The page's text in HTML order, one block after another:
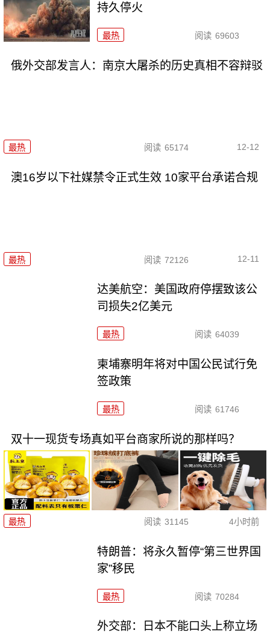
持久停火
最热 阅读 69603
俄外交部发言人：南京大屠杀的历史真相不容辩驳
最热 阅读 65174 12-12
澳16岁以下社媒禁令正式生效 10家平台承诺合规
最热 阅读 72126 12-11
达美航空：美国政府停摆致该公
司损失2亿美元
最热 阅读 64039
柬埔寨明年将对中国公民试行免
签政策
最热 阅读 61746
双十一现货专场真如平台商家所说的那样吗？
最热 阅读 31145 4小时前
特朗普：将永久暂停“第三世界国
家”移民
最热 阅读 70284
外交部：日本不能口头上称立场